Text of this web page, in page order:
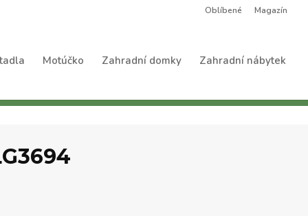
Oblíbené Magazín
Motúčko Zahradní domky Zahradní nábytek